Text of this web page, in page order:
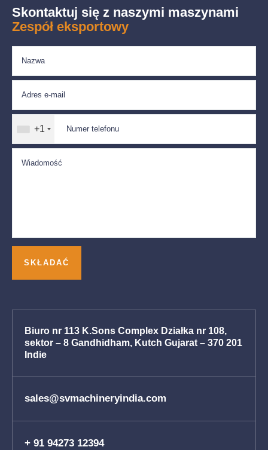
Skontaktuj się z naszymi maszynami
Zespół eksportowy
+1
Biuro nr 113 K.Sons Complex Działka nr 108,
sektor – 8 Gandhidham, Kutch Gujarat – 370 201
Indie
sales@svmachineryindia.com
+ 91 94273 12394